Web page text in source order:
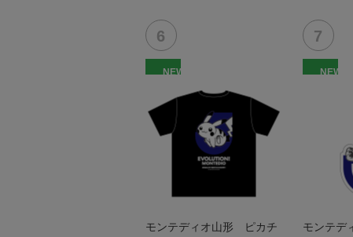
NEW
モンテディオ山形 ピカチ
NEW
モンテデ